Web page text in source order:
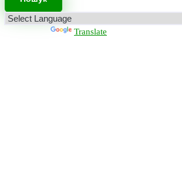
Translate